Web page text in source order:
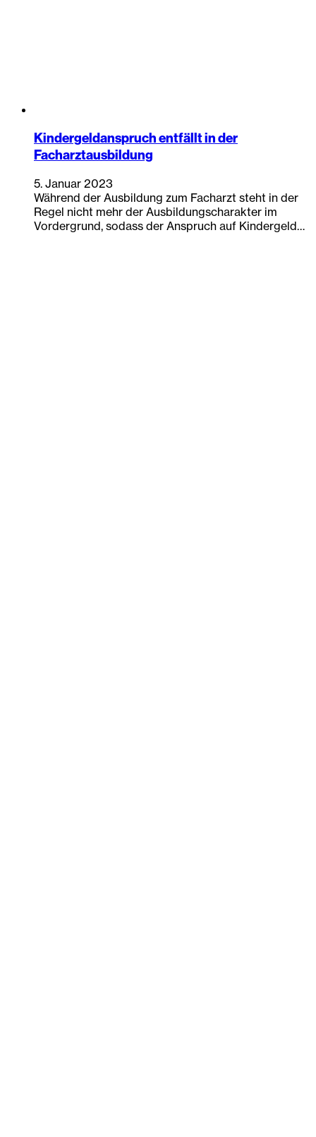
Kindergeldanspruch entfällt in der
Facharztausbildung
5. Januar 2023
Während der Ausbildung zum Facharzt steht in der
Regel nicht mehr der Ausbildungscharakter im
Vordergrund, sodass der Anspruch auf Kindergeld…